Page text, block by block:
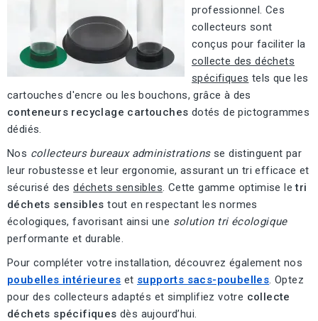
professionnel. Ces
collecteurs sont
conçus pour faciliter la
collecte des déchets
spécifiques tels que les
cartouches d'encre ou les bouchons, grâce à des
conteneurs recyclage cartouches dotés de pictogrammes
dédiés.
Nos collecteurs bureaux administrationsse distinguent par
leur robustesse et leur ergonomie, assurant un tri efficace et
sécurisé desdéchets sensibles. Cette gamme optimise letri
déchets sensibles tout en respectant les normes
écologiques, favorisant ainsi une solution tri écologique
performante et durable.
Pour compléter votre installation, découvrez également nos
poubelles intérieures et supports sacs-poubelles. Optez
pour des collecteurs adaptés et simplifiez votre collecte
déchets spécifiques dès aujourd’hui.